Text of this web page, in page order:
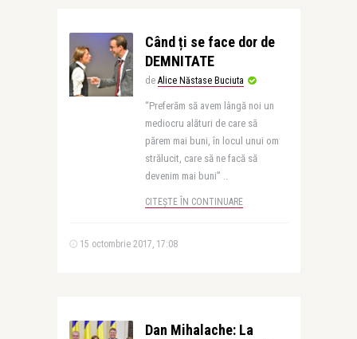
Când ți se face dor de
DEMNITATE
de Alice Năstase Buciuta
“Preferăm să avem lângă noi un
mediocru alături de care să
părem mai buni, în locul unui om
strălucit, care să ne facă să
devenim mai buni” ..
CITEȘTE ÎN CONTINUARE
15 octombrie 2017, 17:08
Dan Mihalache: La